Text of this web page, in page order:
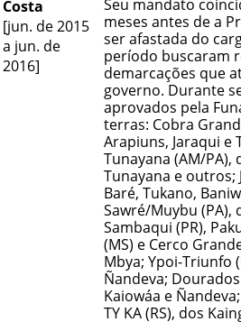
Costa
[jun. de 2015
a jun. de
2016]
Seu mandato
meses antes de a
ser afastada do
período buscaram
demarcações que
governo. Durante
aprovados pela
terras: Cobra
Arapiuns, Jaraqui e
Tunayana (AM/PA),
Tunayana e outros;
Baré, Tukano,
Sawré/Muybu (PA),
Sambaqui (PR),
(MS) e Cerco
Mbya; Ypoi-Triunfo
Ñandeva;
Kaiowáa e
TY KA (RS), dos